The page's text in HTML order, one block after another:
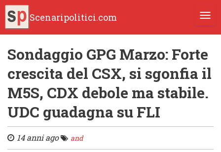
Scenaripolitici.com
Sondaggio GPG Marzo: Forte
crescita del CSX, si sgonfia il
M5S, CDX debole ma stabile.
UDC guadagna su FLI
14 anni ago and